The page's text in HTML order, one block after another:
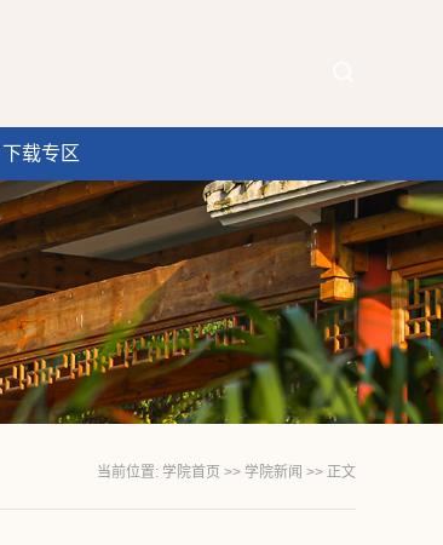
下载专区
当前位置: 学院首页 >> 学院新闻 >> 正文